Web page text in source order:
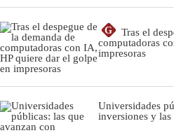
G
Tras el
computadoras
impresoras
Universidades
inversiones y las